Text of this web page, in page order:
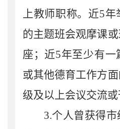
上教师职称。近5年
的主题班会观摩课
座；近5年至少有一
或其他德育工作方
级及以上会议交流或
3.个人曾获得